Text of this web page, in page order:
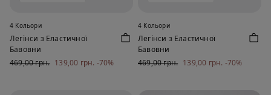
4 Кольори
Легінси з Еластичної
Бавовни
469,00 грн. 139,00 грн. -70%
4 Кольори
Легінси з Еластичної
Бавовни
469,00 грн. 139,00 грн. -70%